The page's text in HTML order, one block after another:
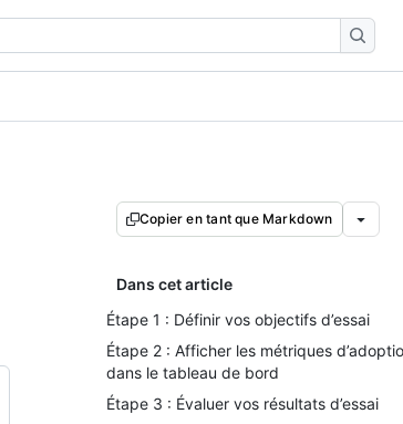
Copier en tant que Markdown
Dans cet article
Étape 1 : Définir vos objectifs d’essai
Étape 2 : Afficher les métriques
dans le tableau de bord
Étape 3 : Évaluer vos résultats d’essai